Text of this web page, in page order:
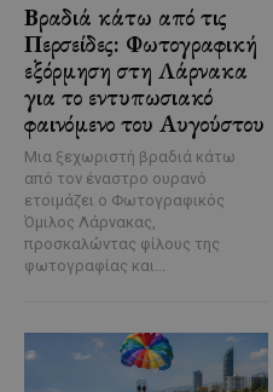
Βραδιά κάτω από τις
Περσείδες: Φωτογραφική
εξόρμηση στη Λάρνακα
για το εντυπωσιακό
φαινόμενο του Αυγούστου
Μια ξεχωριστή βραδιά κάτω
από τον έναστρο ουρανό
ετοιμάζει ο Φωτογραφικός
Όμιλος Λάρνακας,
προσκαλώντας φίλους της
φωτογραφίας και...